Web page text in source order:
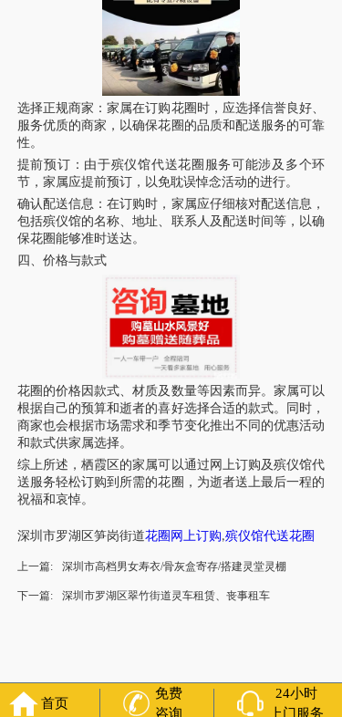
选择正规商家：家属在订购花圈时，应选择信誉良好、
服务优质的商家，以确保花圈的品质和配送服务的可靠
性。
提前预订：由于殡仪馆代送花圈服务可能涉及多个环
节，家属应提前预订，以免耽误悼念活动的进行。
确认配送信息：在订购时，家属应仔细核对配送信息，
包括殡仪馆的名称、地址、联系人及配送时间等，以确
保花圈能够准时送达。
四、价格与款式
花圈的价格因款式、材质及数量等因素而异。家属可以
根据自己的预算和逝者的喜好选择合适的款式。同时，
商家也会根据市场需求和季节变化推出不同的优惠活动
和款式供家属选择。
综上所述，栖霞区的家属可以通过网上订购及殡仪馆代
送服务轻松订购到所需的花圈，为逝者送上最后一程的
祝福和哀悼。
深圳市罗湖区笋岗街道花圈网上订购,殡仪馆代送花圈
上一篇: 深圳市高档男女寿衣/骨灰盒寄存/搭建灵堂灵棚
下一篇: 深圳市罗湖区翠竹街道灵车租赁、丧事租车
首页
免费
咨询
24小时
上门服务